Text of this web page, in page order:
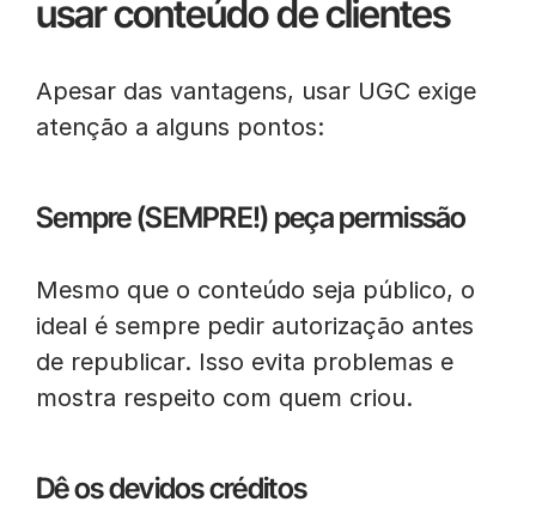
usar conteúdo de clientes
Apesar das vantagens, usar UGC exige
atenção a alguns pontos:
Sempre (SEMPRE!) peça permissão
Mesmo que o conteúdo seja público, o
ideal é sempre pedir autorização antes
de republicar. Isso evita problemas e
mostra respeito com quem criou.
Dê os devidos créditos